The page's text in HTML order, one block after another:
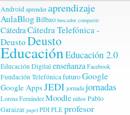
Androidaprenderaprendizaje
AulaBlog Bilbao buscador compartir
CátedraCátedra Telefónica -
DeustoDeusto
EducaciónEducación 2.0
Educación DigitalenseñanzaFacebook
Fundación TelefónicafuturoGoogle
Google AppsJEDI jornadajornadas
Lorena FernándezMoodleniñosPablo
Garaizar papel PDIPLEprofesor